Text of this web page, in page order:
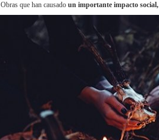
Obras que han causado un importante impacto social,